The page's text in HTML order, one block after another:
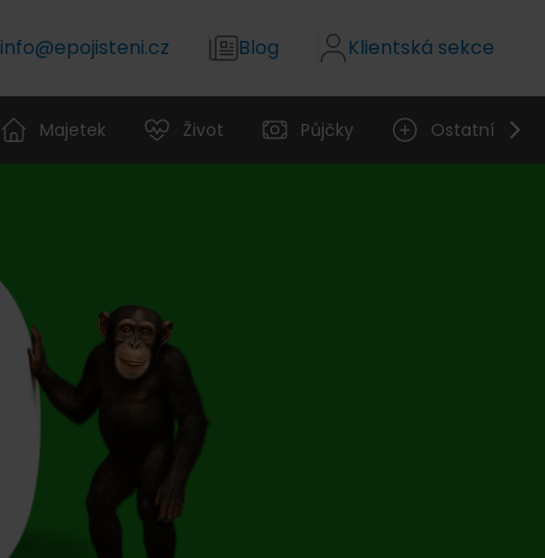
info@epojisteni.cz Blog Klientská sekce
Majetek Život Půjčky Ostatní